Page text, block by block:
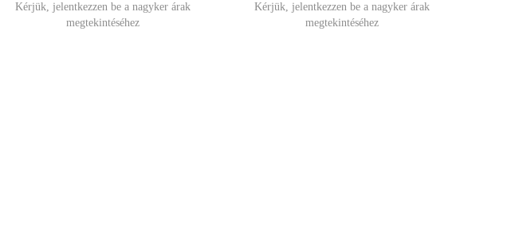
Kérjük, jelentkezzen be a nagyker árak
megtekintéséhez
Kérjük, jelentkezzen be a nagyker árak
megtekintéséhez